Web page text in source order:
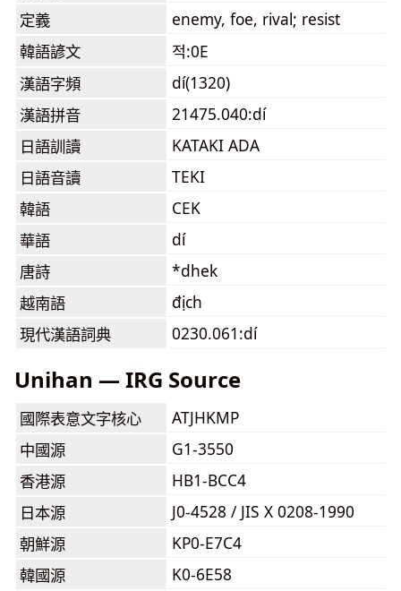
定義
enemy, foe, rival; resist
韓語諺文
적:0E
漢語字頻
dí(1320)
漢語拼音
21475.040:dí
日語訓讀
KATAKI ADA
日語音讀
TEKI
韓語
CEK
華語
dí
唐詩
*dhek
越南語
địch
現代漢語詞典
0230.061:dí
Unihan — IRG Source
國際表意文字核心
ATJHKMP
中國源
G1-3550
香港源
HB1-BCC4
日本源
J0-4528 / JIS X 0208-1990
朝鮮源
KP0-E7C4
韓國源
K0-6E58